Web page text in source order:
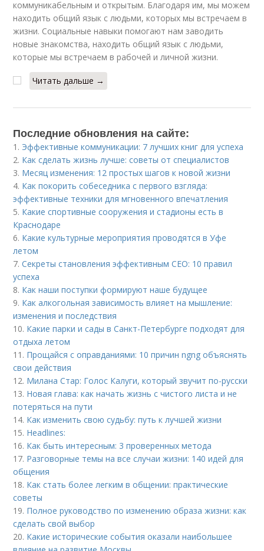
коммуникабельным и открытым. Благодаря им, мы можем
находить общий язык с людьми, которых мы встречаем в
жизни. Социальные навыки помогают нам заводить
новые знакомства, находить общий язык с людьми,
которые мы встречаем в рабочей и личной жизни.
Читать дальше →
Последние обновления на сайте:
1. Эффективные коммуникации: 7 лучших книг для успеха
2. Как сделать жизнь лучше: советы от специалистов
3. Месяц изменения: 12 простых шагов к новой жизни
4. Как покорить собеседника с первого взгляда:
эффективные техники для мгновенного впечатления
5. Какие спортивные сооружения и стадионы есть в
Краснодаре
6. Какие культурные мероприятия проводятся в Уфе
летом
7.Секреты становления эффективным CEO: 10 правил
успеха
8. Как наши поступки формируют наше будущее
9. Как алкогольная зависимость влияет на мышление:
изменения и последствия
10. Какие парки и сады в Санкт-Петербурге подходят для
отдыха летом
11. Прощайся с оправданиями: 10 причин ngng объяснять
свои действия
12. Милана Стар: Голос Калуги, который звучит по-русски
13. Новая глава: как начать жизнь с чистого листа и не
потеряться на пути
14. Как изменить свою судьбу: путь к лучшей жизни
15. Headlines:
16. Как быть интересным: 3 проверенных метода
17. Разговорные темы на все случаи жизни: 140 идей для
общения
18. Как стать более легким в общении: практические
советы
19. Полное руководство по изменению образа жизни: как
сделать свой выбор
20. Какие исторические события оказали наибольшее